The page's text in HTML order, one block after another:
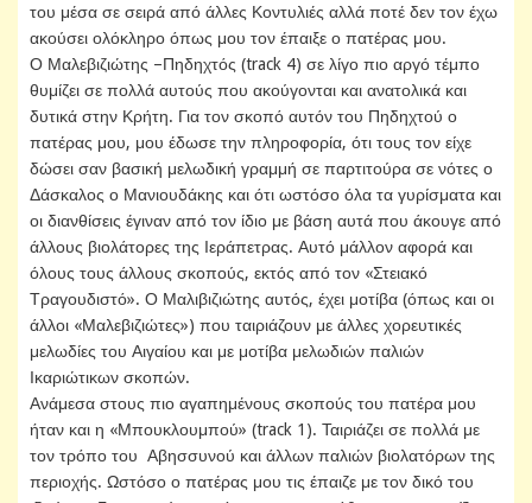
του μέσα σε σειρά από άλλες Κοντυλιές αλλά ποτέ δεν τον έχω
ακούσει ολόκληρο όπως μου τον έπαιξε ο πατέρας μου.
Ο Μαλεβιζιώτης –Πηδηχτός (track 4) σε λίγο πιο αργό τέμπο
θυμίζει σε πολλά αυτούς που ακούγονται και ανατολικά και
δυτικά στην Κρήτη. Για τον σκοπό αυτόν του Πηδηχτού ο
πατέρας μου, μου έδωσε την πληροφορία, ότι τους τον είχε
δώσει σαν βασική μελωδική γραμμή σε παρτιτούρα σε νότες ο
Δάσκαλος ο Μανιουδάκης και ότι ωστόσο όλα τα γυρίσματα και
οι διανθίσεις έγιναν από τον ίδιο με βάση αυτά που άκουγε από
άλλους βιολάτορες της Ιεράπετρας. Αυτό μάλλον αφορά και
όλους τους άλλους σκοπούς, εκτός από τον «Στειακό
Τραγουδιστό». Ο Μαλιβιζιώτης αυτός, έχει μοτίβα (όπως και οι
άλλοι «Μαλεβιζιώτες») που ταιριάζουν με άλλες χορευτικές
μελωδίες του Αιγαίου και με μοτίβα μελωδιών παλιών
Ικαριώτικων σκοπών.
Ανάμεσα στους πιο αγαπημένους σκοπούς του πατέρα μου
ήταν και η «Μπουκλουμπού» (track 1). Ταιριάζει σε πολλά με
τον τρόπο του Αβησσυνού και άλλων παλιών βιολατόρων της
περιοχής. Ωστόσο ο πατέρας μου τις έπαιζε με τον δικό του